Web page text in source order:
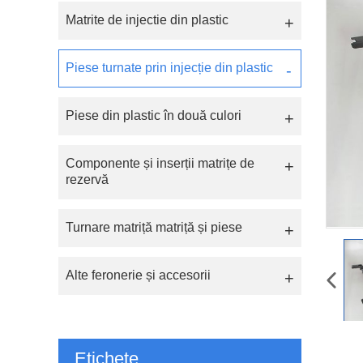
Matrite de injectie din plastic
Piese turnate prin injecție din plastic
Piese din plastic în două culori
Componente și inserții matrițe de
rezervă
Turnare matriță matriță și piese
Alte feronerie și accesorii
Etichete